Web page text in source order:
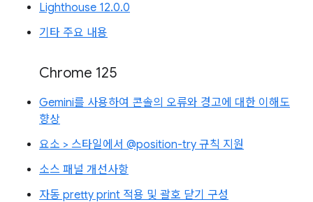
Lighthouse 12.0.0
기타 주요 내용
Chrome 125
Gemini를 사용하여 콘솔의 오류와 경고에 대한 이해도
향상
요소 > 스타일에서 @position-try 규칙 지원
소스 패널 개선사항
자동 pretty print 적용 및 괄호 닫기 구성